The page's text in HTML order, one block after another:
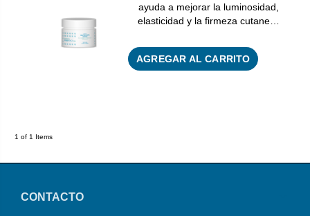
ayuda a mejorar la luminosidad,
elasticidad y la firmeza cutane…
AGREGAR AL CARRITO
1 of 1 Items
CONTACTO